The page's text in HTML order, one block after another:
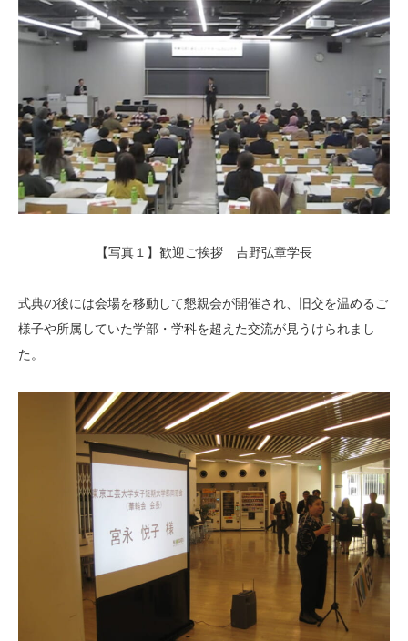
【写真１】歓迎ご挨拶 吉野弘章学長
式典の後には会場を移動して懇親会が開催され、旧交を温めるご
様子や所属していた学部・学科を超えた交流が見うけられまし
た。